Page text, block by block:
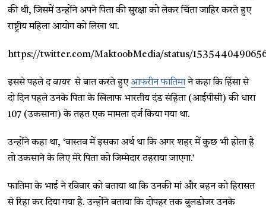
की थी, जिसमें उन्होंने अपने पिता की सुरक्षा को लेकर चिंता जाहिर करते हुए
राष्ट्रीय महिला आयोग को लिखा था.
https://twitter.com/MaktoobMedia/status/
इससे पहलेद वायरसे बात करते हुएआफरीन फातिमाने कहा कि हिंसा से
दो दिन पहले उनके पिता के खिलाफ भारतीय दंड संहिता (आईपीसी) की धारा
107 (उकसाना) के तहत एक मामला दर्ज किया गया था.
उन्होंने कहा था, ‘वास्तव में इसका अर्थ था कि अगर शहर में कुछ भी होता है
तो उकसाने के लिए मेरे पिता को जिम्मेदार ठहराया जाएगा.’
फातिमा के भाई ने रविवार को बताया था कि उनकी मां और बहन को हिरासत
से रिहा कर दिया गया है. उन्होंने बताया कि दोपहर तक बुलडोजर उनके